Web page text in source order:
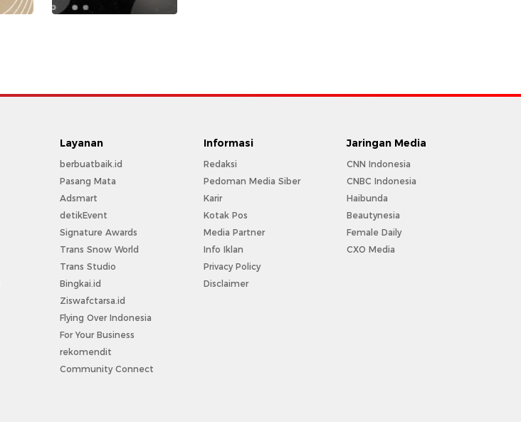
Layanan
berbuatbaik.id
Pasang Mata
Adsmart
detikEvent
Signature Awards
Trans Snow World
Trans Studio
Bingkai.id
Ziswafctarsa.id
Flying Over Indonesia
For Your Business
rekomendit
Community Connect
Informasi
Redaksi
Pedoman Media Siber
Karir
Kotak Pos
Media Partner
Info Iklan
Privacy Policy
Disclaimer
Jaringan Media
CNN Indonesia
CNBC Indonesia
Haibunda
Beautynesia
Female Daily
CXO Media